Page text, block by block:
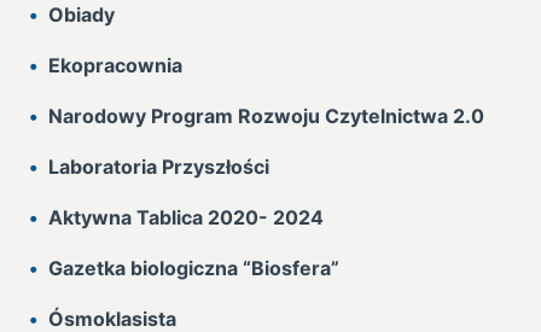
Obiady
Ekopracownia
Narodowy Program Rozwoju Czytelnictwa 2.0
Laboratoria Przyszłości
Aktywna Tablica 2020- 2024
Gazetka biologiczna “Biosfera”
Ósmoklasista